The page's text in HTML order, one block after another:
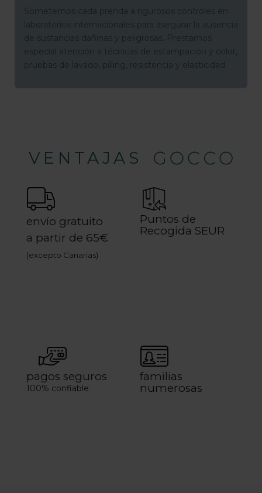
Sometemos cada prenda a rigurosos controles en
laboratorios internacionales para asegurar la ausencia
de sustancias dañinas y peligrosas. Prestamos
especial atención a técnicas de estampación y color,
pruebas de lavado, pilling, resistencia y elasticidad.
VENTAJAS
envío gratuito
a partir de 65€
(excepto Canarias)
Puntos de
Recogida SEUR
pagos seguros
100% confiable
familias
numerosas